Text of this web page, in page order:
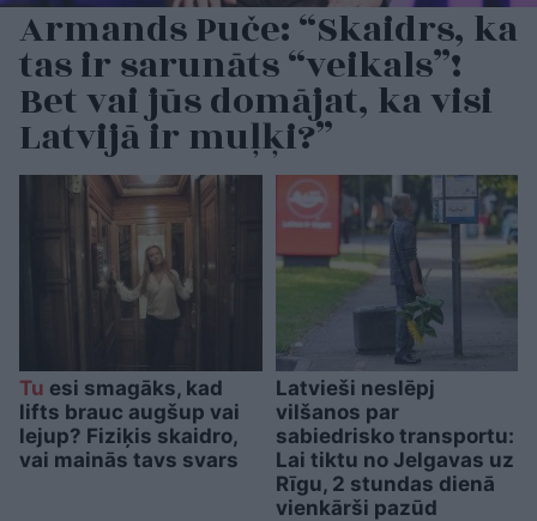
Armands Puče: “Skaidrs, ka
tas ir sarunāts “veikals”!
Bet vai jūs domājat, ka visi
Latvijā ir muļķi?”
Tu esi smagāks, kad
lifts brauc augšup vai
lejup? Fiziķis skaidro,
vai mainās tavs svars
Latvieši neslēpj
vilšanos par
sabiedrisko transportu:
Lai tiktu no Jelgavas uz
Rīgu, 2 stundas dienā
vienkārši pazūd